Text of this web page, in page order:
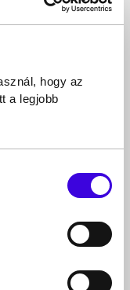
hogy az
a legjobb